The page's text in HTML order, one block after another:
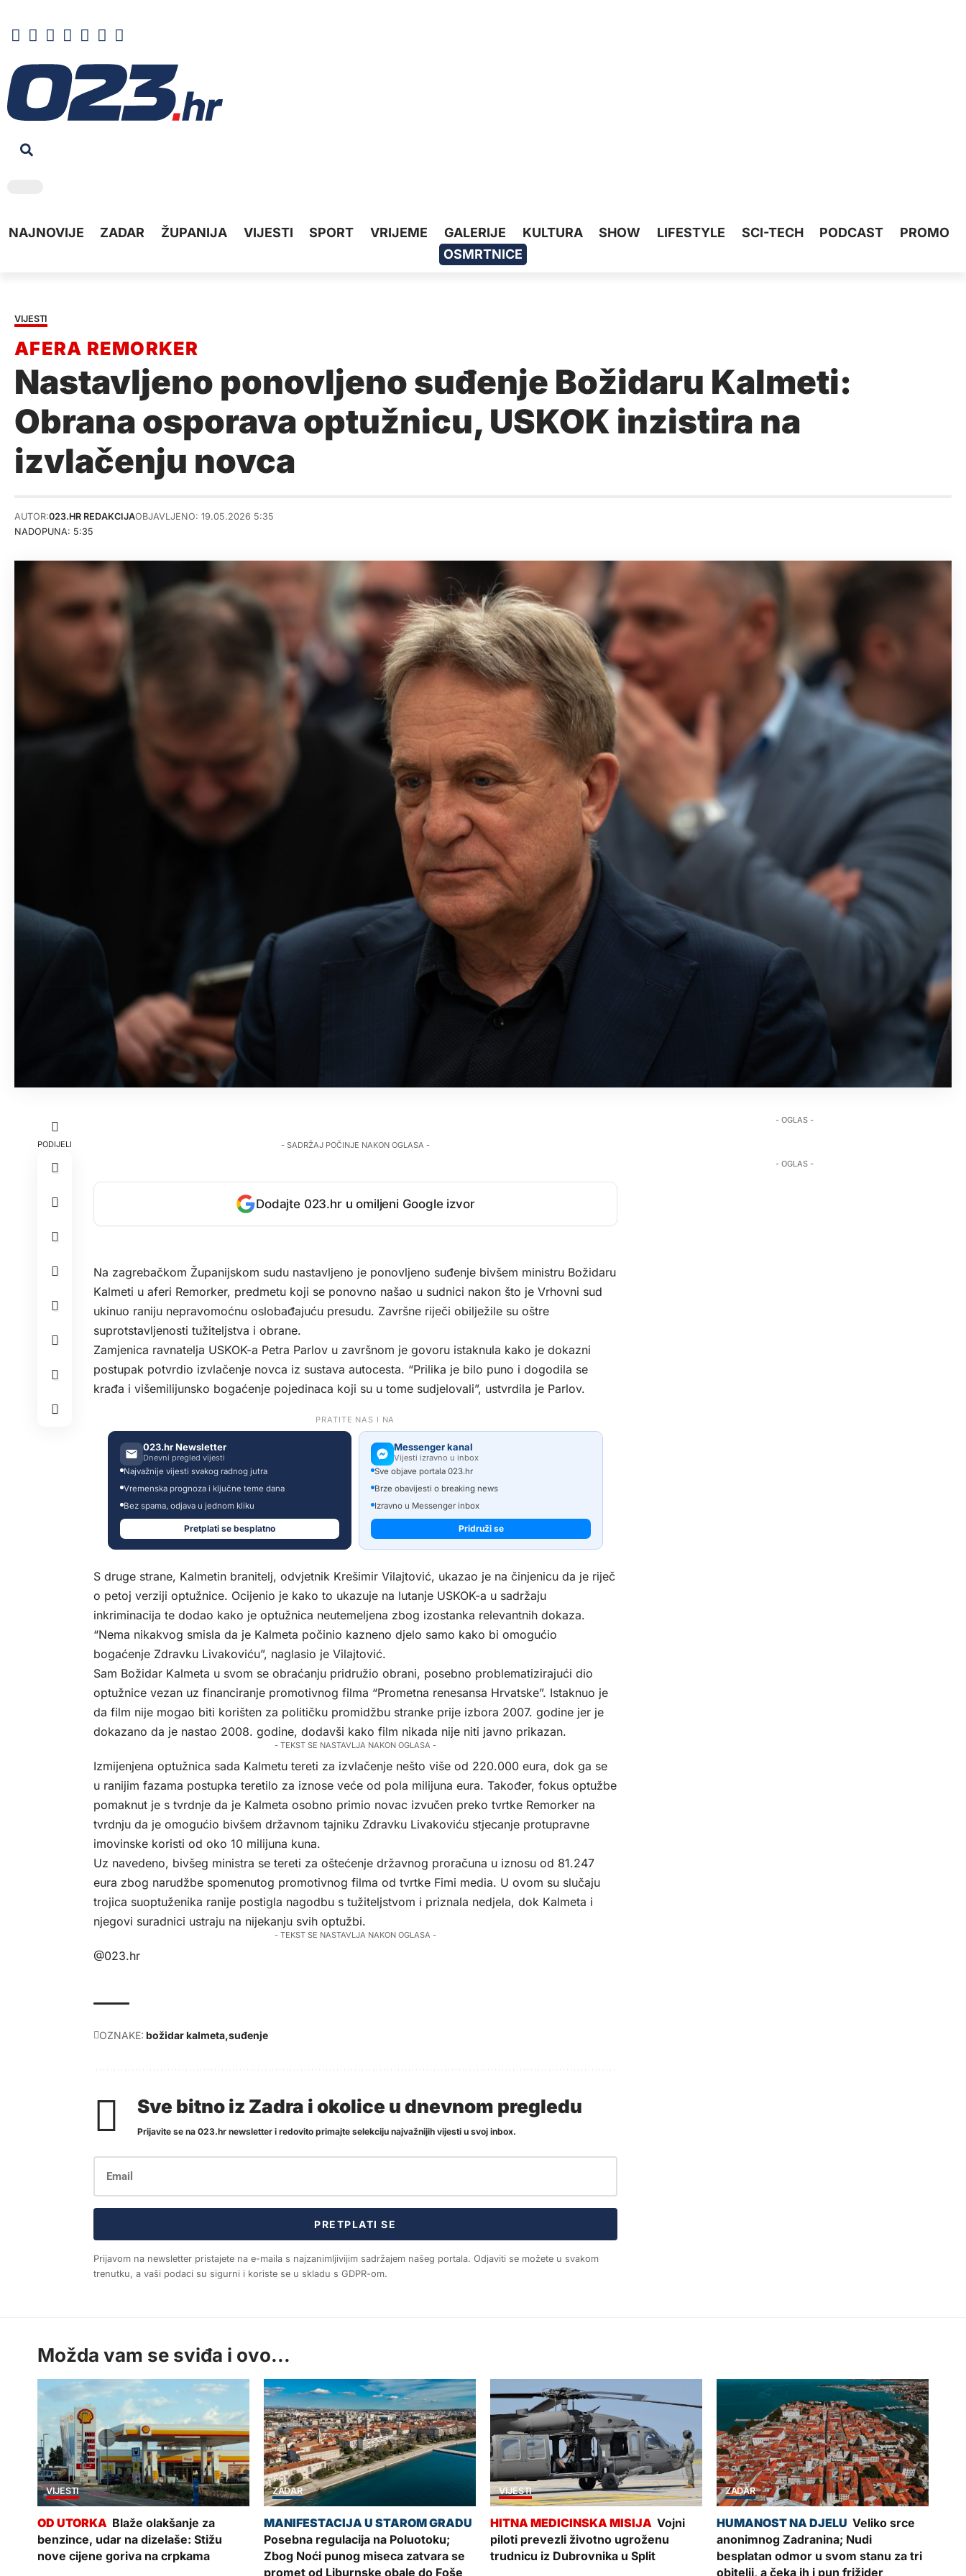
NAJNOVIJE ZADAR ŽUPANIJA VIJESTI SPORT VRIJEME GALERIJE KULTURA SHOW LIFESTYLE SCI-TECH PODCAST
PROMO
OSMRTNICE
VIJESTI
Nastavljeno ponovljeno suđenje Božidaru Kalmeti:
Obrana osporava optužnicu, USKOK inzistira na
izvlačenju novca
NADOPUNA: 5:35
AUTOR:023.HR REDAKCIJAOBJAVLJENO: 19.05.2026 5:35
PODIJELI - SADRŽAJ POČINJE NAKON OGLASA -
Dodajte 023.hr u omiljeni Google izvor
Na zagrebačkom Županijskom sudu nastavljeno je ponovljeno suđenje bivšem ministru Božidaru
Kalmeti u aferi Remorker, predmetu koji se ponovno našao u sudnici nakon što je Vrhovni sud
ukinuo raniju nepravomoćnu oslobađajuću presudu. Završne riječi obilježile su oštre
suprotstavljenosti tužiteljstva i obrane.
Zamjenica ravnatelja USKOK-a Petra Parlov u završnom je govoru istaknula kako je dokazni
postupak potvrdio izvlačenje novca iz sustava autocesta. “Prilika je bilo puno i dogodila se
krađa i višemilijunsko bogaćenje pojedinaca koji su u tome sudjelovali”, ustvrdila je Parlov.
PRATITE NAS I NA
023.hr Newsletter
Dnevni pregled vijesti
Najvažnije vijesti svakog radnog jutra
Vremenska prognoza i ključne teme dana
Bez spama, odjava u jednom kliku
Pretplati se besplatno
Messenger kanal
Vijesti izravno u inbox
Sve objave portala 023.hr
Brze obavijesti o breaking news
Izravno u Messenger inbox
Pridruži se
S druge strane, Kalmetin branitelj, odvjetnik Krešimir Vilajtović, ukazao je na činjenicu da je riječ
o petoj verziji optužnice. Ocijenio je kako to ukazuje na lutanje USKOK-a u sadržaju
inkriminacija te dodao kako je optužnica neutemeljena zbog izostanka relevantnih dokaza.
“Nema nikakvog smisla da je Kalmeta počinio kazneno djelo samo kako bi omogućio
bogaćenje Zdravku Livakoviću”, naglasio je Vilajtović.
Sam Božidar Kalmeta u svom se obraćanju pridružio obrani, posebno problematizirajući dio
optužnice vezan uz financiranje promotivnog filma “Prometna renesansa Hrvatske”. Istaknuo je
da film nije mogao biti korišten za političku promidžbu stranke prije izbora 2007. godine jer je
dokazano da je nastao 2008. godine, dodavši kako film nikada nije niti javno prikazan.
- TEKST SE NASTAVLJA NAKON OGLASA -
Izmijenjena optužnica sada Kalmetu tereti za izvlačenje nešto više od 220.000 eura, dok ga se
u ranijim fazama postupka teretilo za iznose veće od pola milijuna eura. Također, fokus optužbe
pomaknut je s tvrdnje da je Kalmeta osobno primio novac izvučen preko tvrtke Remorker na
tvrdnju da je omogućio bivšem državnom tajniku Zdravku Livakoviću stjecanje protupravne
imovinske koristi od oko 10 milijuna kuna.
Uz navedeno, bivšeg ministra se tereti za oštećenje državnog proračuna u iznosu od 81.247
eura zbog narudžbe spomenutog promotivnog filma od tvrtke Fimi media. U ovom su slučaju
trojica suoptuženika ranije postigla nagodbu s tužiteljstvom i priznala nedjela, dok Kalmeta i
njegovi suradnici ustraju na nijekanju svih optužbi.
- TEKST SE NASTAVLJA NAKON OGLASA -
@023.hr
OZNAKE: božidar kalmeta suđenje
Sve bitno iz Zadra i okolice u dnevnom pregledu
Prijavite se na 023.hr newsletter i redovito primajte selekciju najvažnijih vijesti u svoj inbox.
PRETPLATI SE
Prijavom na newsletter pristajete na e-maila s najzanimljivijim sadržajem našeg portala. Odjaviti se možete u svakom
trenutku, a vaši podaci su sigurni i koriste se u skladu s GDPR-om.
- OGLAS -
- OGLAS -
Možda vam se sviđa i ovo...
VIJESTI
Blaže olakšanje za
benzince, udar na dizelaše: Stižu
nove cijene goriva na crpkama
ZADAR
Posebna regulacija na Poluotoku;
Zbog Noći punog miseca zatvara se
promet od Liburnske obale do Foše
VIJESTI
Vojni
piloti prevezli životno ugroženu
trudnicu iz Dubrovnika u Split
ZADAR
Veliko srce
anonimnog Zadranina; Nudi
besplatan odmor u svom stanu za tri
obitelji, a čeka ih i pun frižider